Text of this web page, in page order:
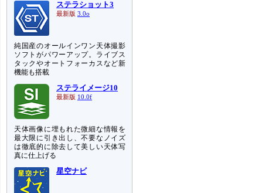
ステラショット3
最新版 3.0o
純国産のオールインワン天体撮影
ソフトがパワーアップ。ライブス
タックやオートフォーカスなど新
機能も搭載
ステライメージ10
最新版 10.0f
天体画像に埋もれた微細な情報を
最大限に引き出し、不要なノイズ
は徹底的に除去して美しい天体写
真に仕上げる
星空ナビ